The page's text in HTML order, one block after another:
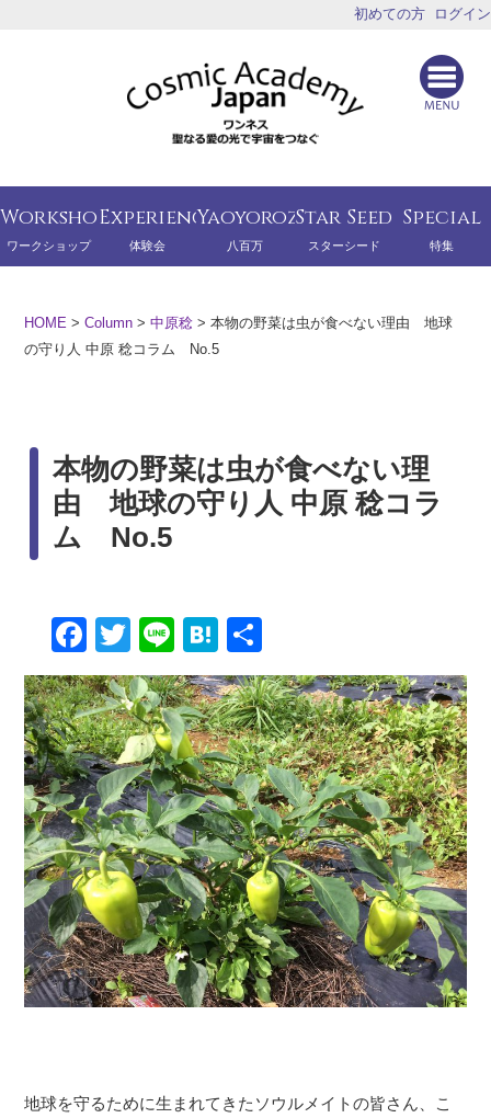
初めての方 ログイン
Workshop
ワークショップ
Experience
体験会
Yaoyorozu
八百万
Star Seed
スターシード
Special
特集
HOME >Column >中原稔 >本物の野菜は虫が食べない理由 地球
の守り人 中原 稔コラム No.5
本物の野菜は虫が食べない理
由 地球の守り人 中原 稔コラ
ム No.5
Facebook
Twitter
LineHatena
有
地球を守るために生まれてきたソウルメイトの皆さん、こ